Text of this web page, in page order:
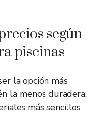
según
piscinas
la opción más
la menos duradera.
más sencillos